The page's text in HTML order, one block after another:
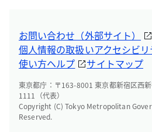
お問い合わせ（外部サイト）
個人情報の取扱いアクセシビ
使い方ヘルプ
サイトマップ
東京都庁：〒163-8001 東京都新宿区西
1111（代表）
Copyright (C) Tokyo Metropolitan
Reserved.